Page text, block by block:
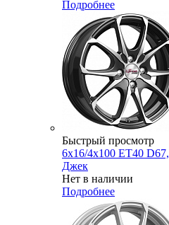
Подробнее
Быстрый просмотр
6x16/4x100 ET40
Джек
Нет в наличии
Подробнее